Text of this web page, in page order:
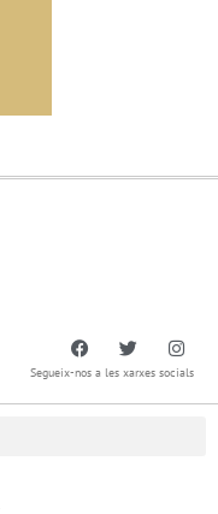
Segueix-nos a les xarxes socials